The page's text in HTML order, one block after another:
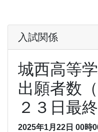
入試関係
城西高等
出願者数
２３日最終
2025年1月22日 00時